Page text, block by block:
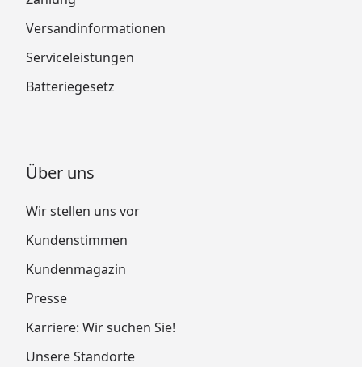
Versandinformationen
Serviceleistungen
Batteriegesetz
Über uns
Wir stellen uns vor
Kundenstimmen
Kundenmagazin
Presse
Karriere: Wir suchen Sie!
Unsere Standorte